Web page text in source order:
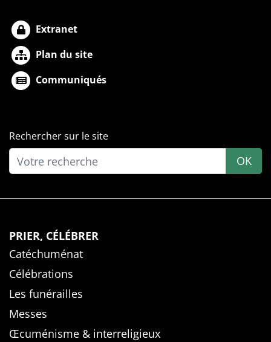
Extranet
Plan du site
Communiqués
Rechercher sur le site
OK
PRIER, CÉLÉBRER
Catéchuménat
Célébrations
Les funérailles
Messes
Œcuménisme & interreligieux